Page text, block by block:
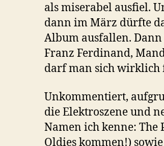
als miserabel ausfiel.
dann im März dürfte
Album ausfallen.
Franz Ferdinand,
darf man sich wirklich
Unkommentiert,
die Elektroszene und
Namen ich kenne: The
Oldies kommen!)